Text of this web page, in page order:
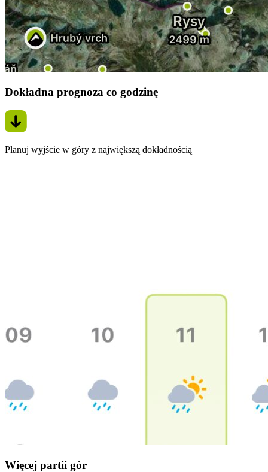
Dokładna prognoza co godzinę
Planuj wyjście w góry z największą dokładnością
Więcej partii gór